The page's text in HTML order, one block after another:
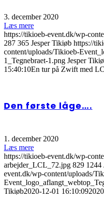
3. december 2020
Læs mere
https://tikioeb-event.dk/wp-
287 365 Jesper Tikiøb https://
content/uploads/Tikioeb-
1_Tegnebraet-1.png Jesper
15:40:10En tur på Zwift med
Den første låge….
1. december 2020
Læs mere
https://tikioeb-event.dk/wp-
arbejder_LCL_72.jpg 829 1244
event.dk/wp-content/uploads/
Tikiøb2020-12-01 16:10:09